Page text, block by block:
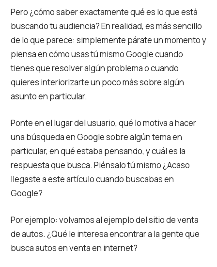
Pero ¿cómo saber exactamente qué es lo que está
buscando tu audiencia? En realidad, es más sencillo
de lo que parece: simplemente párate un momento y
piensa en cómo usas tú mismo Google cuando
tienes que resolver algún problema o cuando
quieres interiorizarte un poco más sobre algún
asunto en particular.
Ponte en el lugar del usuario, qué lo motiva a hacer
una búsqueda en Google sobre algún tema en
particular, en qué estaba pensando, y cuál es la
respuesta que busca. Piénsalo tú mismo ¿Acaso
llegaste a este artículo cuando buscabas en
Google?
Por ejemplo: volvamos al ejemplo del sitio de venta
de autos. ¿Qué le interesa encontrar a la gente que
busca autos en venta en internet?